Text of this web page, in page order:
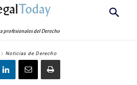
Today
profesionales del Derecho
Noticias de Derecho